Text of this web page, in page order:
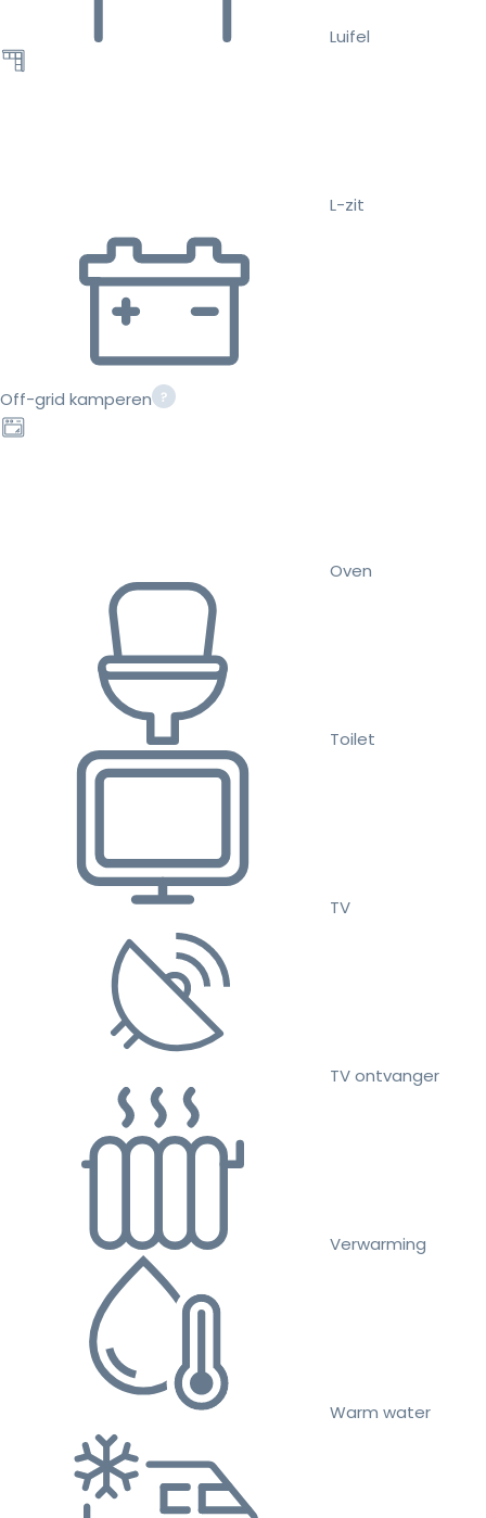
Luifel
L-zit
Off-grid kamperen
Oven
Toilet
TV
TV ontvanger
Verwarming
Warm water